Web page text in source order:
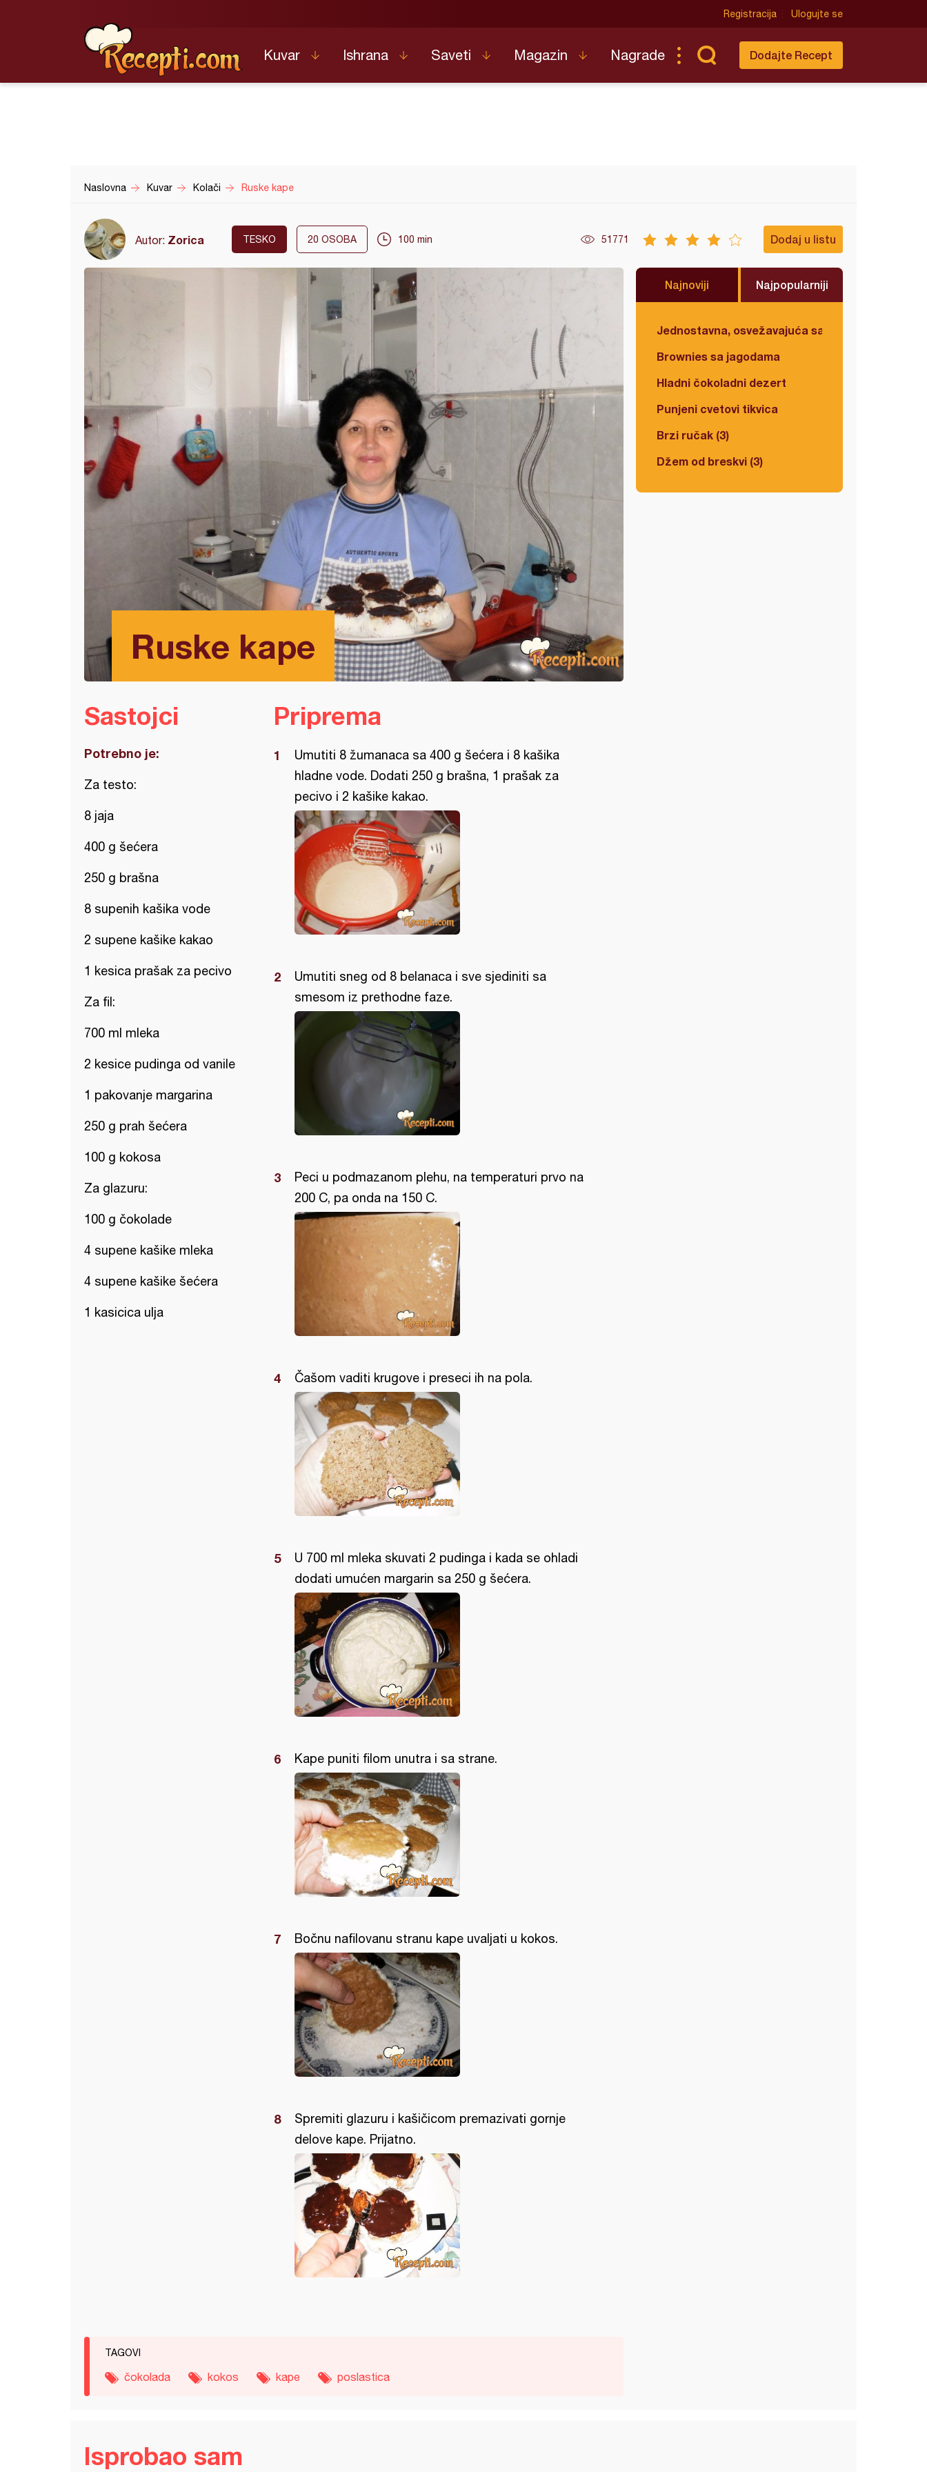
Registracija Ulogujte se
Kuvar Ishrana Saveti Magazin Nagrade Dodajte Recept
Naslovna Kuvar Kolači Ruske kape
Autor: Zorica TESKO 20 OSOBA 100 min 51771 Dodaj u listu
Ruske kape
Najnoviji Najpopularniji
Jednostavna, osvežavajuća salata
Brownies sa jagodama
Hladni čokoladni dezert
Punjeni cvetovi tikvica
Brzi ručak (3)
Džem od breskvi (3)
Sastojci
Potrebno je:
Za testo:
8 jaja
400 g šećera
250 g brašna
8 supenih kašika vode
2 supene kašike kakao
1 kesica prašak za pecivo
Za fil:
700 ml mleka
2 kesice pudinga od vanile
1 pakovanje margarina
250 g prah šećera
100 g kokosa
Za glazuru:
100 g čokolade
4 supene kašike mleka
4 supene kašike šećera
1 kasicica ulja
Priprema
Umutiti 8 žumanaca sa 400 g šećera i 8 kašika
hladne vode. Dodati 250 g brašna, 1 prašak za
pecivo i 2 kašike kakao.
Umutiti sneg od 8 belanaca i sve sjediniti sa
smesom iz prethodne faze.
Peci u podmazanom plehu, na temperaturi prvo na
200 C, pa onda na 150 C.
Čašom vaditi krugove i preseci ih na pola.
U 700 ml mleka skuvati 2 pudinga i kada se ohladi
dodati umućen margarin sa 250 g šećera.
Kape puniti filom unutra i sa strane.
Bočnu nafilovanu stranu kape uvaljati u kokos.
Spremiti glazuru i kašičicom premazivati gornje
delove kape. Prijatno.
TAGOVI
čokolada kokos kape poslastica
Isprobao sam